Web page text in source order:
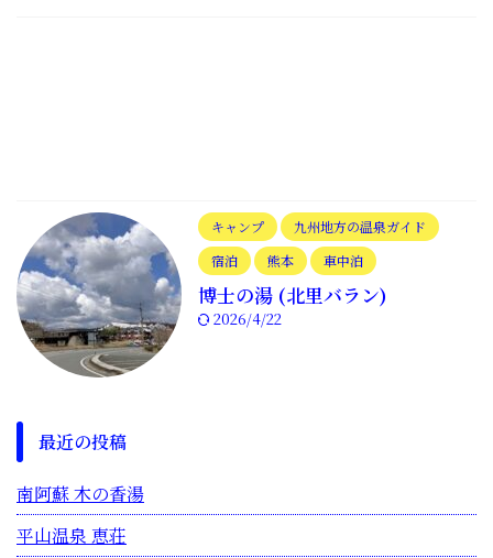
キャンプ
九州地方の温泉ガイド
宿泊
熊本 車中泊
博士の湯 (北里バラン)
2026/4/22
最近の投稿
南阿蘇 木の香湯
平山温泉 恵荘